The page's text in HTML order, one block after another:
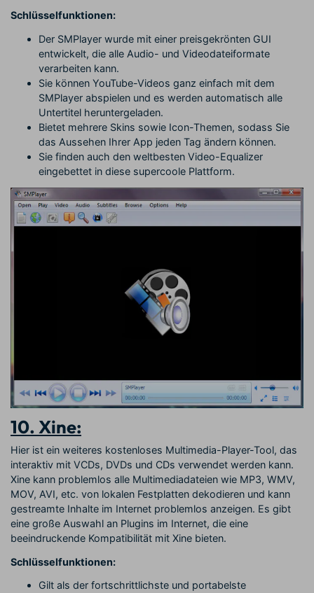
Schlüsselfunktionen:
Der SMPlayer wurde mit einer preisgekrönten GUI
entwickelt, die alle Audio- und Videodateiformate
verarbeiten kann.
Sie können YouTube-Videos ganz einfach mit dem
SMPlayer abspielen und es werden automatisch alle
Untertitel heruntergeladen.
Bietet mehrere Skins sowie Icon-Themen, sodass Sie
das Aussehen Ihrer App jeden Tag ändern können.
Sie finden auch den weltbesten Video-Equalizer
eingebettet in diese supercoole Plattform.
10. Xine:
Hier ist ein weiteres kostenloses Multimedia-Player-Tool, das
interaktiv mit VCDs, DVDs und CDs verwendet werden kann.
Xine kann problemlos alle Multimediadateien wie MP3, WMV,
MOV, AVI, etc. von lokalen Festplatten dekodieren und kann
gestreamte Inhalte im Internet problemlos anzeigen. Es gibt
eine große Auswahl an Plugins im Internet, die eine
beeindruckende Kompatibilität mit Xine bieten.
Schlüsselfunktionen:
Gilt als der fortschrittlichste und portabelste